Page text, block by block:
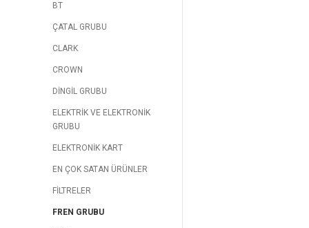
BT
ÇATAL GRUBU
CLARK
CROWN
DİNGİL GRUBU
ELEKTRİK VE ELEKTRONİK
GRUBU
ELEKTRONİK KART
EN ÇOK SATAN ÜRÜNLER
FİLTRELER
FREN GRUBU